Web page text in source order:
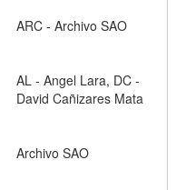
ARC - Archivo SAO
AL - Angel Lara, DC -
David Cañizares Mata
Archivo SAO